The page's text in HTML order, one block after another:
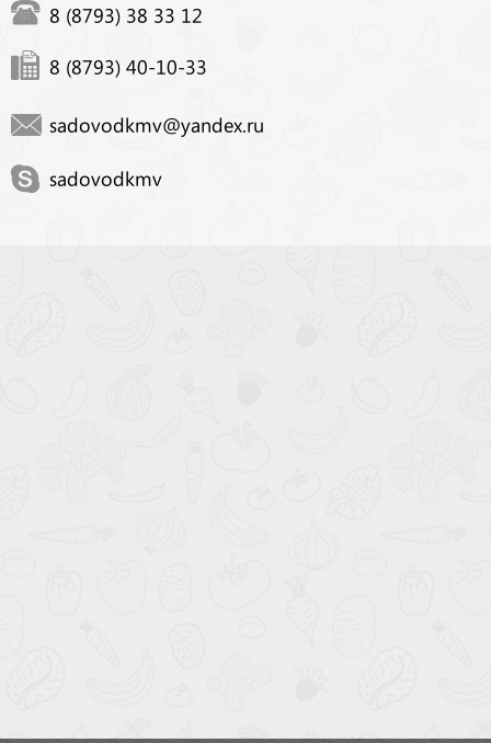
8 (8793) 38 33 12
8 (8793) 40-10-33
sadovodkmv@yandex.ru
sadovodkmv